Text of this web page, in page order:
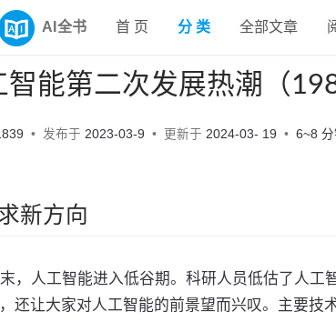
AI全书 首 页 分 类 全部文章
智能第二次发展热潮（
发布于 2023-03-9 更新于 2024-03- 19 6~8 分
新方向
，人工智能进入低谷期。科研人员低估了人
还让大家对人工智能的前景望而兴叹。主要技